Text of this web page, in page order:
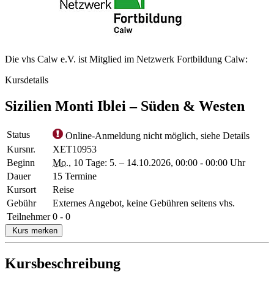
Die vhs Calw e.V. ist Mitglied im Netzwerk Fortbildung Calw:
Kursdetails
Sizilien Monti Iblei – Süden & Westen
Status
Online-Anmeldung nicht möglich, siehe Details
Kursnr.
XET10953
Beginn
Mo., 10 Tage: 5. – 14.10.2026, 00:00 - 00:00 Uhr
Dauer
15 Termine
Kursort
Reise
Gebühr
Externes Angebot, keine Gebühren seitens vhs.
Teilnehmer 0 - 0
Kurs merken
Kursbeschreibung